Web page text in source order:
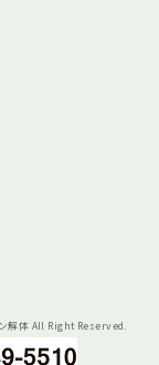
解体 All Right Reserved.